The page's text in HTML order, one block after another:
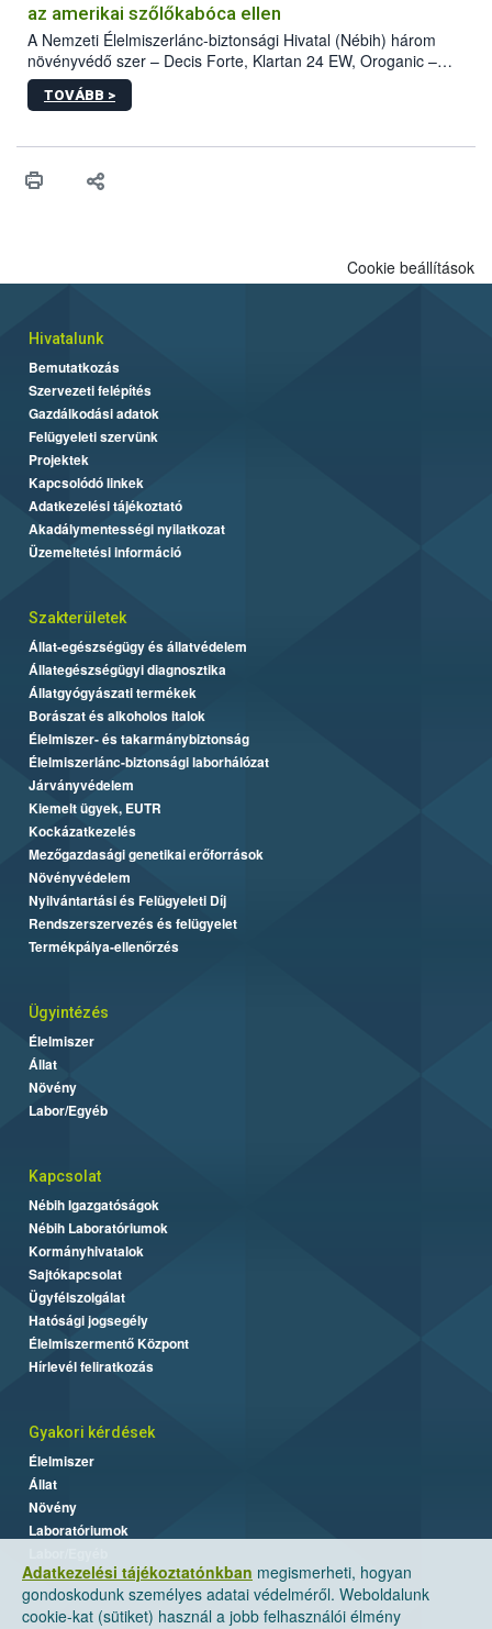
az amerikai szőlőkabóca ellen
A Nemzeti Élelmiszerlánc-biztonsági Hivatal (Nébih) három
növényvédő szer – Decis Forte, Klartan 24 EW, Oroganic –
engedélyokiratát módosította, így azok a szüretet követően,
egészen a vesszőérettség (BBCH 91) stádiumáig
érésű szőlőkben is legyen lehetőség a károsító elleni további
felhasználók számára is elérhető és ökológiai termesztésben is
TOVÁBB >
Adatkezelési tájékoztatónkban megismerheti, hogyan
gondoskodunk személyes adatai védelméről. Weboldalunk
cookie-kat (sütiket) használ a jobb felhasználói élmény
Cookie beállítások
Hivatalunk
Bemutatkozás
Szervezeti felépítés
Gazdálkodási adatok
Felügyeleti szervünk
Projektek
Kapcsolódó linkek
Adatkezelési tájékoztató
Akadálymentességi nyilatkozat
Üzemeltetési információ
Szakterületek
Állat-egészségügy és állatvédelem
Állategészségügyi diagnosztika
Állatgyógyászati termékek
Borászat és alkoholos italok
Élelmiszer- és takarmánybiztonság
Élelmiszerlánc-biztonsági laborhálózat
Járványvédelem
Kiemelt ügyek, EUTR
Kockázatkezelés
Mezőgazdasági genetikai erőforrások
Növényvédelem
Nyilvántartási és Felügyeleti Díj
Rendszerszervezés és felügyelet
Termékpálya-ellenőrzés
Ügyintézés
Élelmiszer
Állat
Növény
Labor/Egyéb
Kapcsolat
Nébih Igazgatóságok
Nébih Laboratóriumok
Kormányhivatalok
Sajtókapcsolat
Ügyfélszolgálat
Hatósági jogsegély
Élelmiszermentő Központ
Hírlevél feliratkozás
Gyakori kérdések
Élelmiszer
Állat
Növény
Laboratóriumok